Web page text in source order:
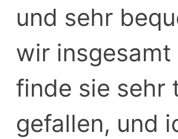
und sehr
wir
finde sie sehr
gefallen, und